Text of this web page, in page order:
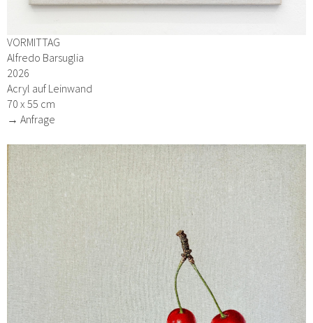
VORMITTAG
Alfredo Barsuglia
2026
Acryl auf Leinwand
70 x 55 cm
→ Anfrage